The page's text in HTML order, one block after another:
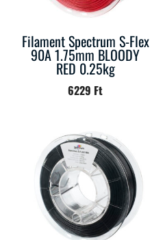
Filament Spectrum S-Flex
90A 1.75mm BLOODY
RED 0.25kg
6229 Ft